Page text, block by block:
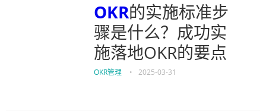
OKR的实施标准步
骤是什么？成功实
施落地OKR的要点
OKR管理 • 2025-03-31